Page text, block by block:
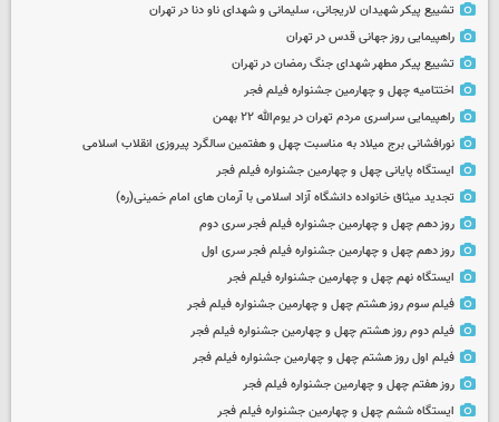
تشییع پیکر شهیدان لاریجانی، سلیمانی و شهدای ناو دنا در تهران
راهپیمایی روز جهانی قدس در تهران
تشییع پیکر مطهر شهدای جنگ رمضان در تهران
اختتامیه چهل و چهارمین جشنواره فیلم فجر
راهپیمایی سراسری مردم تهران در یوم‌الله ۲۲ بهمن
نورافشانی برج میلاد به مناسبت چهل‌ و هفتمین سالگرد پیروزی انقلاب اسلامی
ایستگاه پایانی چهل و چهارمین جشنواره فیلم فجر
تجدید میثاق خانواده دانشگاه آزاد اسلامی با آرمان های امام خمینی(ره)
روز دهم چهل و چهارمین جشنواره فیلم فجر سری دوم
روز دهم چهل و چهارمین جشنواره فیلم فجر سری اول
ایستگاه نهم چهل و چهارمین جشنواره فیلم فجر
فیلم سوم روز هشتم چهل و چهارمین جشنواره فیلم فجر
فیلم دوم روز هشتم چهل و چهارمین جشنواره فیلم فجر
فیلم اول روز هشتم چهل و چهارمین جشنواره فیلم فجر
روز هفتم چهل و چهارمین جشنواره فیلم فجر
ایستگاه ششم چهل و چهارمین جشنواره فیلم فجر